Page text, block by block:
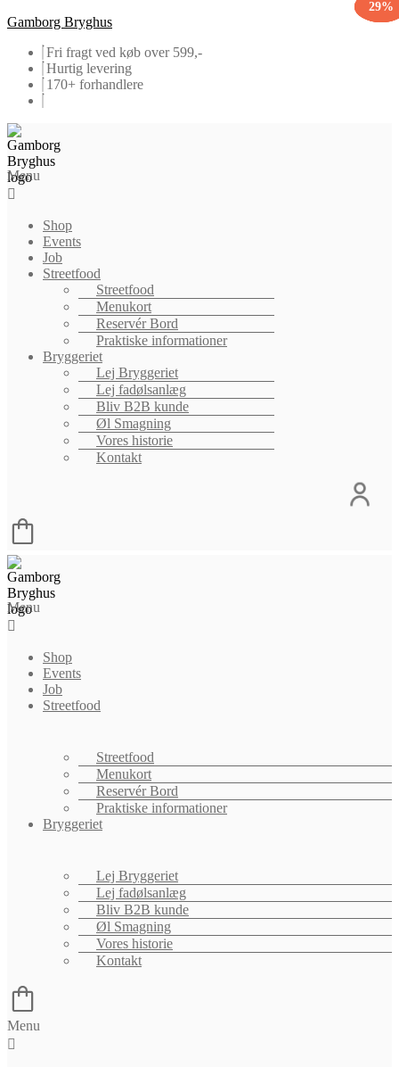
Gamborg Bryghus
Fri fragt ved køb over 599,-
Hurtig levering
170+ forhandlere
Menu
Shop
Events
Job
Streetfood
Streetfood
Menukort
Reservér Bord
Praktiske informationer
Bryggeriet
Lej Bryggeriet
Lej fadølsanlæg
Bliv B2B kunde
Øl Smagning
Vores historie
Kontakt
Menu
Shop
Events
Job
Streetfood
Streetfood
Menukort
Reservér Bord
Praktiske informationer
Bryggeriet
Lej Bryggeriet
Lej fadølsanlæg
Bliv B2B kunde
Øl Smagning
Vores historie
Kontakt
Menu
50%
50%
29%
29%